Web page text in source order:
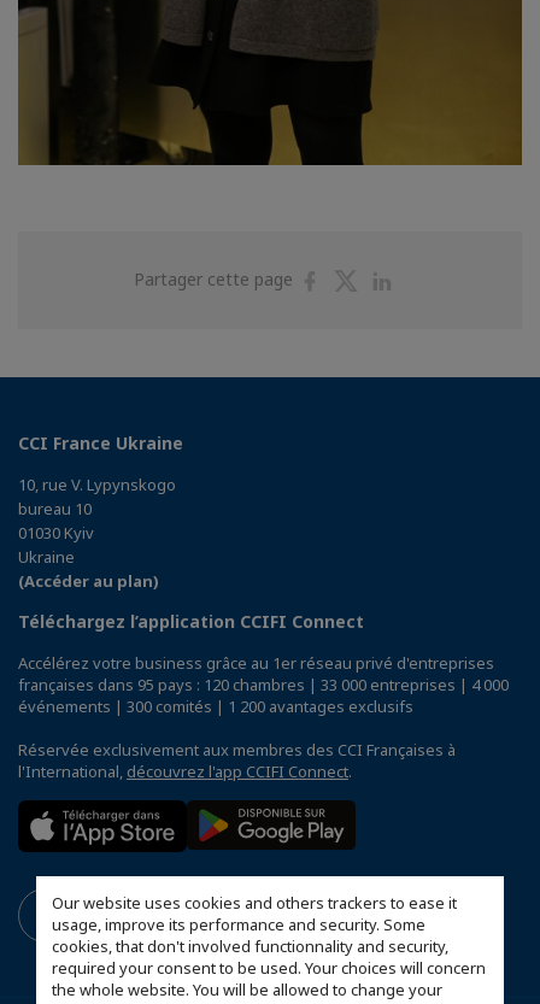
Our website uses cookies and others trackers to ease it
usage, improve its performance and security. Some
cookies, that don't involved functionnality and security,
required your consent to be used. Your choices will concern
the whole website. You will be allowed to change your
Partager cette page
PartagerPartager
CCI France Ukraine
10, rue V. Lypynskogo
bureau 10
01030 Kyiv
Ukraine
(Accéder au plan)
Téléchargez l’application CCIFI Connect
Accélérez votre business grâce au 1er réseau privé d'entreprises
françaises dans 95 pays : 120 chambres | 33 000 entreprises | 4 000
événements | 300 comités | 1 200 avantages exclusifs
Réservée exclusivement aux membres des CCI Françaises à
l'International, découvrez l'app CCIFI Connect.